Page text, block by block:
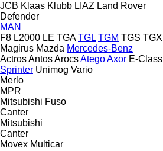
JCB Klaas Klubb LIAZ Land Rover
Defender
MAN
F8 L2000 LE TGA TGL TGM TGS TGX
Magirus Mazda Mercedes-Benz
ActrosAntosArocsAtegoAxor E-Class
Sprinter Unimog Vario
Merlo
MPR
Mitsubishi Fuso
Canter
Mitsubishi
Canter
Movex Multicar